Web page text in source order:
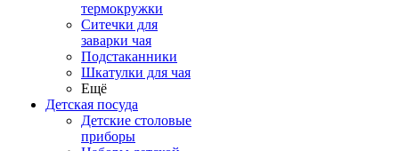
термокружки
Ситечки для
заварки чая
Подстаканники
Шкатулки для чая
Ещё
Детская посуда
Детские столовые
приборы